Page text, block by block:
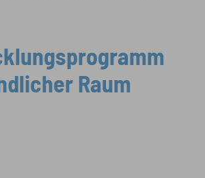
Raum